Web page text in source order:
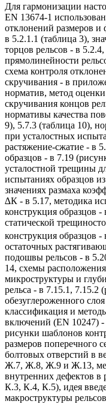
Для гармонизации
EN 13674-1
отклонений размеров и
в 5.2.1.1 (таблица 3),
торцов рельсов - в
прямолинейности
схема контроля
скручивания - в
норматив, метод
скручивания концов
нормативы качества
9), 5.7.3 (таблица 10),
при усталостных
растяжение-сжатие - в
образцов - в 7.19
усталостной трещины
испытаниях образцов
значениях размаха
∆К - в 5.17, методика
конструкция образцов
статической
конструкция образцов
остаточных
подошвы рельсов - в
14, схемы
микроструктуры и
рельса - в 7.15.1, 7.15.2
обезуглероженного
классификация и
включений (EN 10247)
рисунки шаблонов
размеров поперечного
болтовых отверстий в
Ж.7, Ж.8, Ж.9 и Ж.13,
внутренних дефектов
К.3, К.4, К.5), идея
макроструктуры